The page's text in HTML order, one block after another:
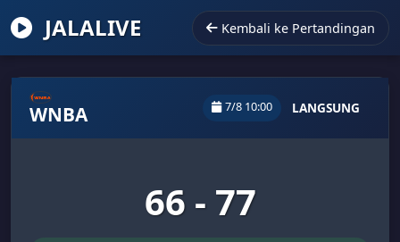
JALALIVE Kembali ke Pertandingan
WNBA 7/8 10:00 LANGSUNG
66 - 77